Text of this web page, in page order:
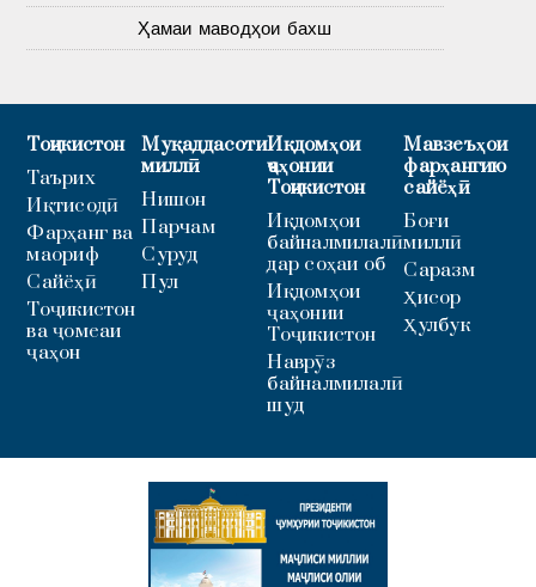
Ҳамаи маводҳои бахш
Тоҷикистон
Таърих
Иқтисодӣ
Фарҳанг ва
маориф
Сайёҳӣ
Тоҷикистон
ва ҷомеаи
ҷаҳон
Муқаддасоти
миллӣ
Нишон
Парчам
Суруд
Пул
Иқдомҳои
ҷаҳонии
Тоҷикистон
Иқдомҳои
байналмилалӣ
дар соҳаи об
Иқдомҳои
ҷаҳонии
Тоҷикистон
Наврӯз
байналмилалӣ
шуд
Мавзеъҳои
фарҳангию
сайёҳӣ
Боғи
миллӣ
Саразм
Ҳисор
Ҳулбук